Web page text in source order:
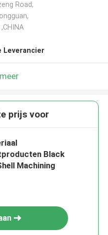
Road,
Leverancier
prijs voor
Black
Machining